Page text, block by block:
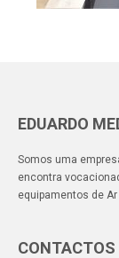
EDUARDO
Somos uma
encontra
equipamentos de
CONTACTOS